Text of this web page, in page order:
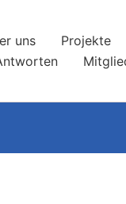
uns Projekte